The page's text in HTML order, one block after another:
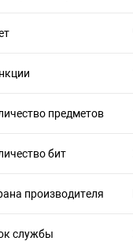
предметов
бит
производителя
службы